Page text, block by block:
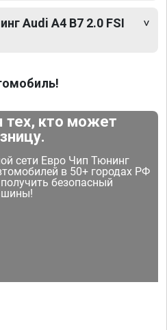
Audi A4 B7 2.0 FSI
кто может
сети Евро Чип Тюнинг
в 50+ городах РФ
безопасный